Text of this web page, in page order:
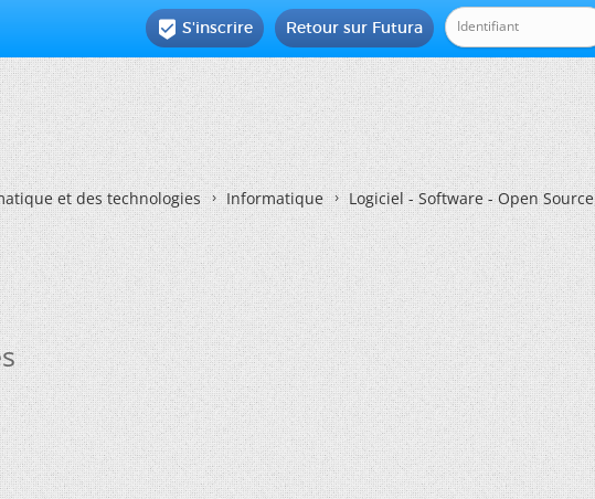
Retour sur Futura
 S'inscrire
et des technologies Informatique Logiciel - Software - Open Source